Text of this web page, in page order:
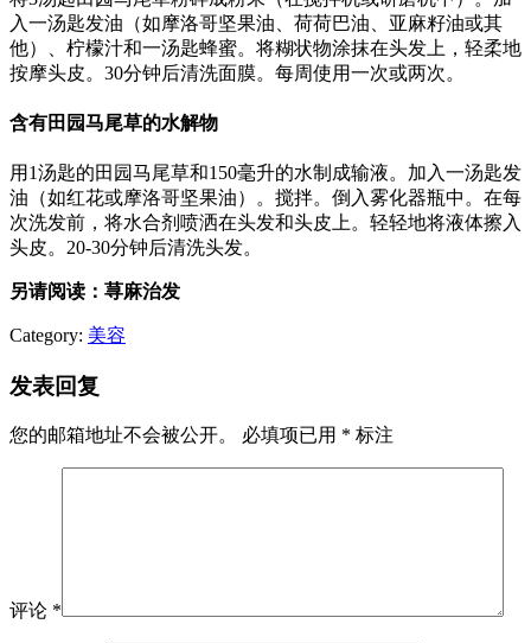
入一汤匙发油（如摩洛哥坚果油、荷荷巴油、亚麻籽油或其
他）、柠檬汁和一汤匙蜂蜜。将糊状物涂抹在头发上，轻柔地
按摩头皮。30分钟后清洗面膜。每周使用一次或两次。
含有田园马尾草的水解物
用1汤匙的田园马尾草和150毫升的水制成输液。加入一汤匙发
油（如红花或摩洛哥坚果油）。搅拌。倒入雾化器瓶中。在每
次洗发前，将水合剂喷洒在头发和头皮上。轻轻地将液体擦入
头皮。20-30分钟后清洗头发。
另请阅读：荨麻治发
Category: 美容
发表回复
您的邮箱地址不会被公开。 必填项已用 * 标注
评论 *